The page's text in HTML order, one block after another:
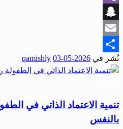
Viber
Snapchat
Email
Share
نُشر في 2026-05-03
qamishly
تنمية الاعتماد الذاتي في
بالنفس